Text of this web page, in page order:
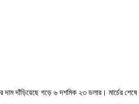
দাম দাঁড়িয়েছে গড়ে ৬ দশমিক ২৩ ডলার। মার্চের